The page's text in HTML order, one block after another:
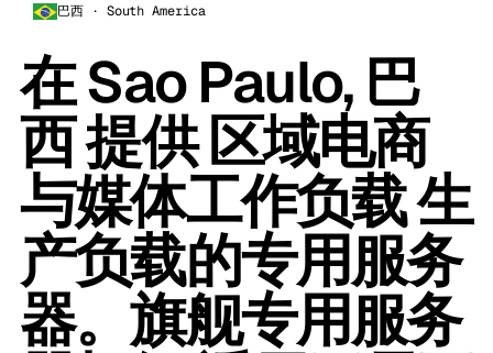
巴西 · South America
在 Sao Paulo, 巴
西 提供 区域电商
与媒体工作负载 生
产负载的专用服务
器。旗舰专用服务